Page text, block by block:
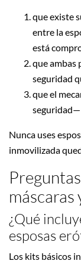
que existe
entre la
está
que ambas
seguridad
que el
seguridad—
Nunca uses
inmovilizada
máscaras
¿Qué
esposas
Los kits básicos